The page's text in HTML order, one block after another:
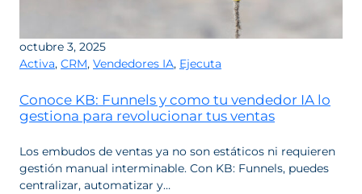
octubre 3, 2025
Activa, CRM, Vendedores IA, Ejecuta
Conoce KB: Funnels y como tu vendedor IA lo
gestiona para revolucionar tus ventas
Los embudos de ventas ya no son estáticos ni requieren
gestión manual interminable. Con KB: Funnels, puedes
centralizar, automatizar y…